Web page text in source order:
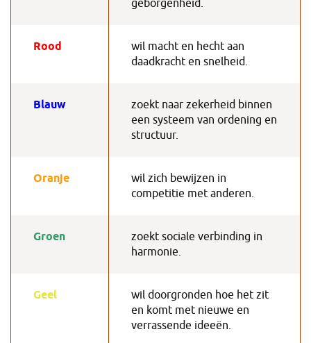
geborgenheid.
Rood
wil macht en hecht aan
daadkracht en snelheid.
Blauw
zoekt naar zekerheid binnen
een systeem van ordening en
structuur.
Oranje
wil zich bewijzen in
competitie met anderen.
Groen
zoekt sociale verbinding in
harmonie.
Geel
wil doorgronden hoe het zit
en komt met nieuwe en
verrassende ideeën.